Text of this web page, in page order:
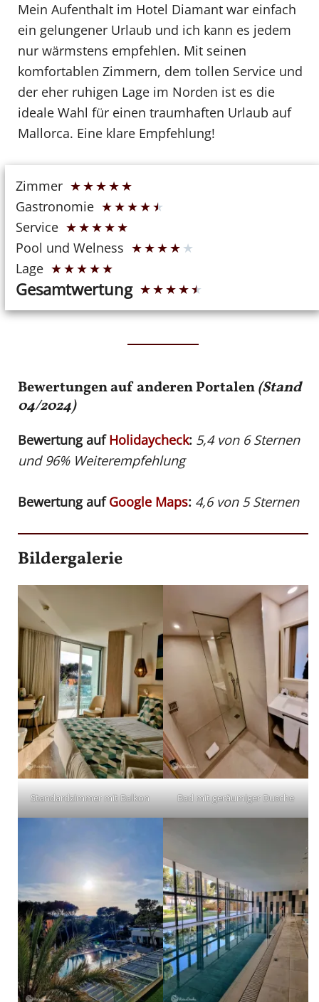
Mein Aufenthalt im Hotel Diamant war einfach
ein gelungener Urlaub und ich kann es jedem
nur wärmstens empfehlen. Mit seinen
komfortablen Zimmern, dem tollen Service und
der eher ruhigen Lage im Norden ist es die
ideale Wahl für einen traumhaften Urlaub auf
Mallorca. Eine klare Empfehlung!
Zimmer ★★★★★
Gastronomie ★★★★★
Service ★★★★★
Pool und Welness ★★★★ ★
Lage ★★★★★
Gesamtwertung ★★★★★
Bewertungen auf anderen Portalen(Stand
04/2024)
Bewertung aufHolidaycheck: 5,4 von 6 Sternen
und 96% Weiterempfehlung
Bewertung aufGoogle Maps: 4,6 von 5 Sternen
Bildergalerie
Standardzimmer mit Balkon Bad mit geräumiger Dusche